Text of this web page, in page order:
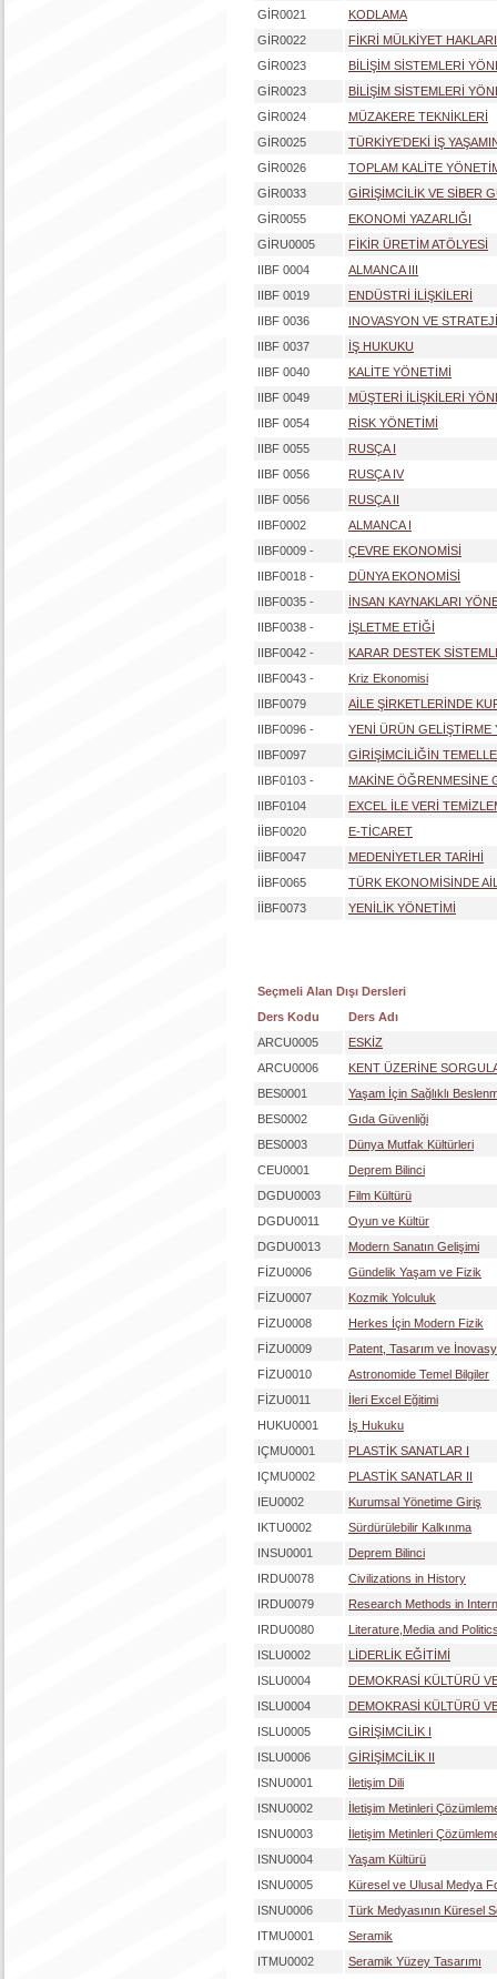
GİR0021
KODLAMA
GİR0022
FİKRİ MÜLKİYET
GİR0023
BİLİŞİM SİSTEMLERİ
GİR0023
BİLİŞİM SİSTEMLERİ
GİR0024
MÜZAKERE TEKNİKLERİ
GİR0025
TÜRKİYE'DEKİ İŞ
GİR0026
TOPLAM KALİTE
GİR0033
GİRİŞİMCİLİK VE SİBER
GİR0055
EKONOMİ YAZARLIĞI
GİRU0005
FİKİR ÜRETİM ATÖLYESİ
IIBF 0004
ALMANCA III
IIBF 0019
ENDÜSTRİ İLİŞKİLERİ
IIBF 0036
INOVASYON VE
IIBF 0037
İŞ HUKUKU
IIBF 0040
KALİTE YÖNETİMİ
IIBF 0049
MÜŞTERİ İLİŞKİLERİ
IIBF 0054
RİSK YÖNETİMİ
IIBF 0055
RUSÇA I
IIBF 0056
RUSÇA IV
IIBF 0056
RUSÇA II
IIBF0002
ALMANCA I
IIBF0009 -
ÇEVRE EKONOMİSİ
IIBF0018 -
DÜNYA EKONOMİSİ
IIBF0035 -
İNSAN KAYNAKLARI
IIBF0038 -
İŞLETME ETİĞİ
IIBF0042 -
KARAR DESTEK
IIBF0043 -
Kriz Ekonomisi
IIBF0079
AİLE ŞİRKETLERİNDE
IIBF0096 -
YENİ ÜRÜN GELİŞTİRME
IIBF0097
GİRİŞİMCİLİĞİN
IIBF0103 -
MAKİNE ÖĞRENMESİNE
IIBF0104
EXCEL İLE VERİ
İİBF0020
E-TİCARET
İİBF0047
MEDENİYETLER TARİHİ
İİBF0065
TÜRK EKONOMİSİNDE
İİBF0073
YENİLİK YÖNETİMİ
Seçmeli Alan Dışı Dersleri
Ders Kodu
Ders Adı
ARCU0005
ESKİZ
ARCU0006
KENT ÜZERİNE
BES0001
Yaşam İçin Sağlıklı
BES0002
Gıda Güvenliği
BES0003
Dünya Mutfak Kültürleri
CEU0001
Deprem Bilinci
DGDU0003
Film Kültürü
DGDU0011
Oyun ve Kültür
DGDU0013
Modern Sanatın Gelişimi
FİZU0006
Gündelik Yaşam ve Fizik
FİZU0007
Kozmik Yolculuk
FİZU0008
Herkes İçin Modern Fizik
FİZU0009
Patent, Tasarım ve
FİZU0010
Astronomide Temel Bilgiler
FİZU0011
İleri Excel Eğitimi
HUKU0001
İş Hukuku
IÇMU0001
PLASTİK SANATLAR I
IÇMU0002
PLASTİK SANATLAR II
IEU0002
Kurumsal Yönetime Giriş
IKTU0002
Sürdürülebilir Kalkınma
INSU0001
Deprem Bilinci
IRDU0078
Civilizations in History
IRDU0079
Research Methods in
IRDU0080
Literature,Media and
ISLU0002
LİDERLİK EĞİTİMİ
ISLU0004
DEMOKRASİ KÜLTÜRÜ
ISLU0004
DEMOKRASİ KÜLTÜRÜ
ISLU0005
GİRİŞİMCİLİK I
ISLU0006
GİRİŞİMCİLİK II
ISNU0001
İletişim Dili
ISNU0002
İletişim Metinleri
ISNU0003
İletişim Metinleri
ISNU0004
Yaşam Kültürü
ISNU0005
Küresel ve Ulusal Medya
ISNU0006
Türk Medyasının Küresel
ITMU0001
Seramik
ITMU0002
Seramik Yüzey Tasarımı